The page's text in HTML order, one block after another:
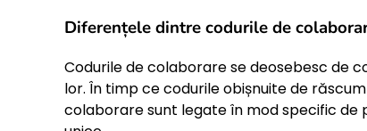
Diferențele dintre codurile de
Codurile de colaborare se deosebesc de
lor. În timp ce codurile obișnuite de
colaborare sunt legate în mod specific de